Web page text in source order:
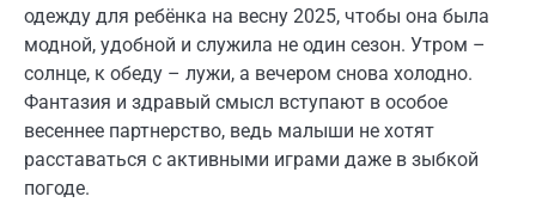
одежду для ребёнка на весну 2025, чтобы она была
модной, удобной и служила не один сезон. Утром –
солнце, к обеду – лужи, а вечером снова холодно.
Фантазия и здравый смысл вступают в особое
весеннее партнерство, ведь малыши не хотят
расставаться с активными играми даже в зыбкой
погоде.